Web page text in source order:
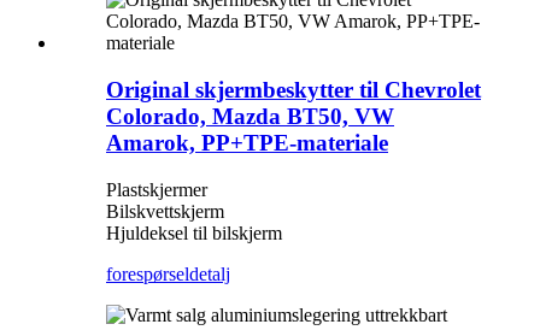
Original skjermbeskytter til Chevrolet
Colorado, Mazda BT50, VW
Amarok, PP+TPE-materiale
Plastskjermer
Bilskvettskjerm
Hjuldeksel til bilskjerm
forespørseldetalj